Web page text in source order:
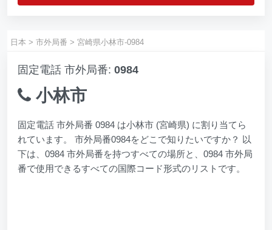
日本 > 市外局番 > 宮崎県小林市-0984
固定電話 市外局番: 0984
小林市
固定電話 市外局番 0984 は小林市 (宮崎県) に割り当てら
れています。 市外局番0984をどこで知りたいですか？ 以
下は、0984 市外局番を持つすべての場所と、0984 市外局
番で使用できるすべての国際コード形式のリストです。